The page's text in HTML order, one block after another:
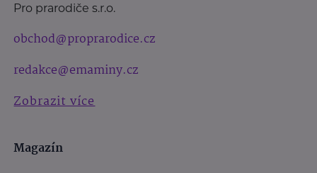
Pro prarodiče s.r.o.
obchod@proprarodice.cz
redakce@emaminy.cz
Zobrazit více
Magazín